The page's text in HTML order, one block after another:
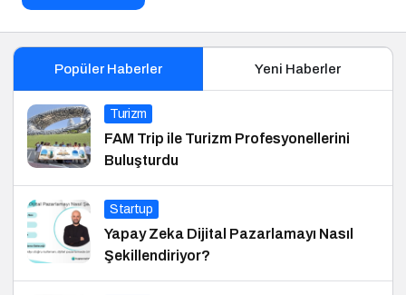
Popüler Haberler Yeni Haberler
Turizm
FAM Trip ile Turizm Profesyonellerini
Buluşturdu
Startup
Yapay Zeka Dijital Pazarlamayı Nasıl
Şekillendiriyor?